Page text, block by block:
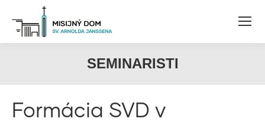
SEMINARISTI
Formácia SVD v